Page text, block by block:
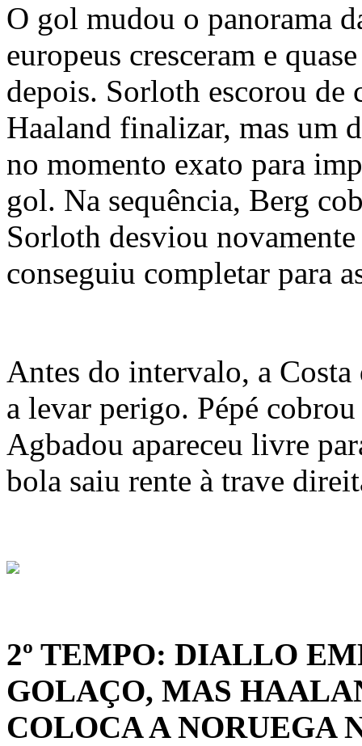
O gol mudou o panorama
europeus cresceram e
depois. Sorloth escorou de
Haaland finalizar, mas um
no momento exato para
gol. Na sequência, Berg
Sorloth desviou
conseguiu completar para
Antes do intervalo, a
a levar perigo. Pépé
Agbadou apareceu livre
bola saiu rente à trave
2º TEMPO: DIALLO
GOLAÇO, MAS
COLOCA A NORUEGA